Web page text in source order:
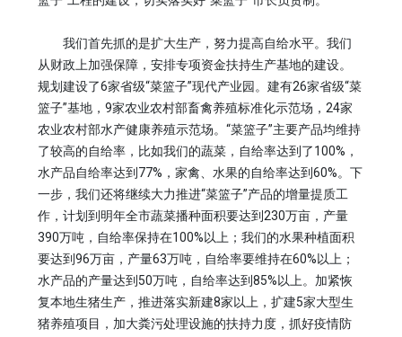
我们首先抓的是扩大生产，努力提高自给水平。我们
从财政上加强保障，安排专项资金扶持生产基地的建设。
规划建设了6家省级“菜篮子”现代产业园。建有26家省级“菜
篮子”基地，9家农业农村部畜禽养殖标准化示范场，24家
农业农村部水产健康养殖示范场。“菜篮子”主要产品均维持
了较高的自给率，比如我们的蔬菜，自给率达到了100%，
水产品自给率达到77%，家禽、水果的自给率达到60%。下
一步，我们还将继续大力推进“菜篮子”产品的增量提质工
作，计划到明年全市蔬菜播种面积要达到230万亩，产量
390万吨，自给率保持在100%以上；我们的水果种植面积
要达到96万亩，产量63万吨，自给率要维持在60%以上；
水产品的产量达到50万吨，自给率达到85%以上。加紧恢
复本地生猪生产，推进落实新建8家以上，扩建5家大型生
猪养殖项目，加大粪污处理设施的扶持力度，抓好疫情防